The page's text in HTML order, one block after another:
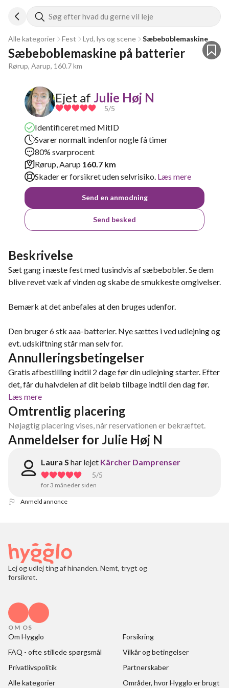
Søg efter hvad du gerne vil leje
Alle kategorier Fest Lyd, lys og scene Sæbeboblemaskine
Sæbeboblemaskine på batterier
Rørup, Aarup, 160.7 km
Ejet af Julie Høj N
5/5
Identificeret med MitID
Svarer normalt indenfor nogle få timer
80% svarprocent
Rørup, Aarup 160.7 km
Skader er forsikret uden selvrisiko. Læs mere
Send en anmodning
Send besked
Beskrivelse
Sæt gang i næste fest med tusindvis af sæbebobler. Se dem
blive revet væk af vinden og skabe de smukkeste omgivelser.
Bemærk at det anbefales at den bruges udenfor.
Den bruger 6 stk aaa-batterier. Nye sættes i ved udlejning og
evt. udskiftning står man selv for.
Annulleringsbetingelser
Gratis afbestilling indtil 2 dage før din udlejning starter. Efter
det, får du halvdelen af dit beløb tilbage indtil den dag før.
Læs mere
Omtrentlig placering
Nøjagtig placering vises, når reservationen er bekræftet.
Anmeldelser for Julie Høj N
Laura S har lejet Kärcher Damprenser
5/5
for 3 måneder siden
Anmeld annonce
Lej og udlej ting af hinanden. Nemt, trygt og
forsikret.
OM OS
Om Hygglo
Forsikring
FAQ - ofte stillede spørgsmål
Vilkår og betingelser
Privatlivspolitik
Partnerskaber
Alle kategorier
Områder, hvor Hygglo er brugt